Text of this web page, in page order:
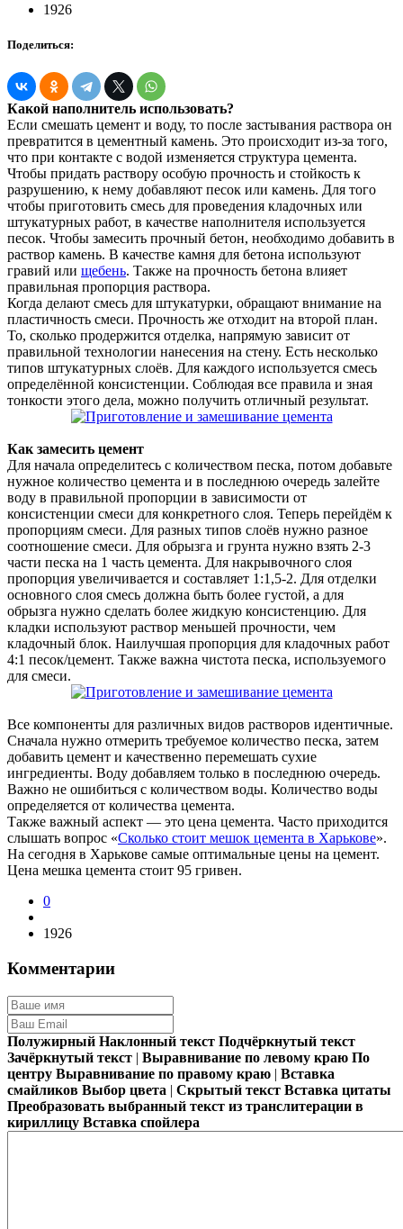
1926
Поделиться:
Какой наполнитель использовать?
Если смешать цемент и воду, то после застывания раствора он
превратится в цементный камень. Это происходит из-за того,
что при контакте с водой изменяется структура цемента.
Чтобы придать раствору особую прочность и стойкость к
разрушению, к нему добавляют песок или камень. Для того
чтобы приготовить смесь для проведения кладочных или
штукатурных работ, в качестве наполнителя используется
песок. Чтобы замесить прочный бетон, необходимо добавить в
раствор камень. В качестве камня для бетона используют
гравий или щебень. Также на прочность бетона влияет
правильная пропорция раствора.
Когда делают смесь для штукатурки, обращают внимание на
пластичность смеси. Прочность же отходит на второй план.
То, сколько продержится отделка, напрямую зависит от
правильной технологии нанесения на стену. Есть несколько
типов штукатурных слоёв. Для каждого используется смесь
определённой консистенции. Соблюдая все правила и зная
тонкости этого дела, можно получить отличный результат.
Как замесить цемент
Для начала определитесь с количеством песка, потом добавьте
нужное количество цемента и в последнюю очередь залейте
воду в правильной пропорции в зависимости от
консистенции смеси для конкретного слоя. Теперь перейдём к
пропорциям смеси. Для разных типов слоёв нужно разное
соотношение смеси. Для обрызга и грунта нужно взять 2-3
части песка на 1 часть цемента. Для накрывочного слоя
пропорция увеличивается и составляет 1:1,5-2. Для отделки
основного слоя смесь должна быть более густой, а для
обрызга нужно сделать более жидкую консистенцию. Для
кладки используют раствор меньшей прочности, чем
кладочный блок. Наилучшая пропорция для кладочных работ
4:1 песок/цемент. Также важна чистота песка, используемого
для смеси.
Все компоненты для различных видов растворов идентичные.
Сначала нужно отмерить требуемое количество песка, затем
добавить цемент и качественно перемешать сухие
ингредиенты. Воду добавляем только в последнюю очередь.
Важно не ошибиться с количеством воды. Количество воды
определяется от количества цемента.
Также важный аспект — это цена цемента. Часто приходится
слышать вопрос «Сколько стоит мешок цемента в Харькове».
На сегодня в Харькове самые оптимальные цены на цемент.
Цена мешка цемента стоит 95 гривен.
0
1926
Комментарии
Полужирный Наклонный текст Подчёркнутый текст
Зачёркнутый текст | Выравнивание по левому краю По
центру Выравнивание по правому краю | Вставка
смайликов Выбор цвета | Скрытый текст Вставка цитаты
Преобразовать выбранный текст из транслитерации в
кириллицу Вставка спойлера